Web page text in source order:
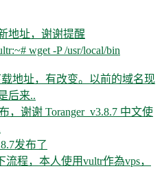
地址，谢谢提醒
wget -P /usr/local/bin
载地址，有改变。以前的域名现
后来..
，谢谢 Toranger_v3.8.7 中文使
发布了
程，本人使用vultr作為vps，